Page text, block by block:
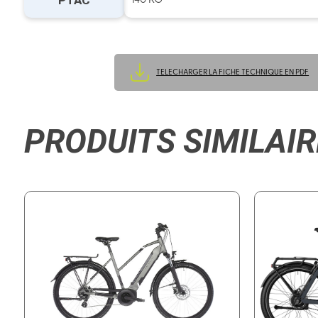
TELECHARGER LA FICHE TECHNIQUE EN PDF
PRODUITS